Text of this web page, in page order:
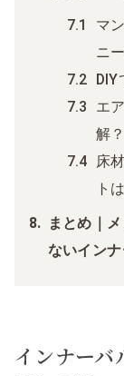
マ
ニ
DIY
エ
解？
床
ト
まとめ｜
ないイン
インナーバ